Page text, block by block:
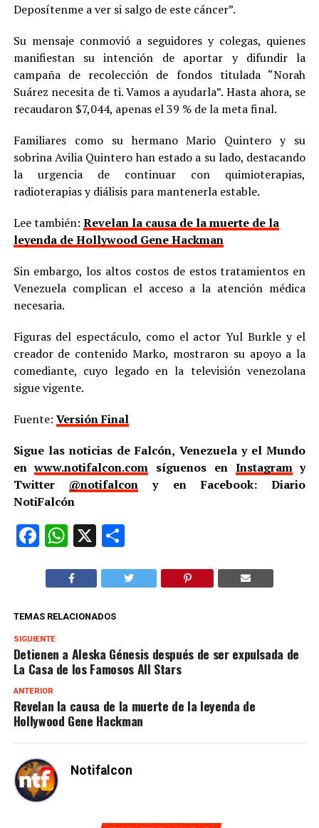
Deposítenme a ver si salgo de este cáncer”.
Su mensaje conmovió a seguidores y colegas, quienes
manifiestan su intención de aportar y difundir la
campaña de recolección de fondos titulada “Norah
Suárez necesita de ti. Vamos a ayudarla”. Hasta ahora, se
recaudaron $7,044, apenas el 39 % de la meta final.
Familiares como su hermano Mario Quintero y su
sobrina Avilia Quintero han estado a su lado, destacando
la urgencia de continuar con quimioterapias,
radioterapias y diálisis para mantenerla estable.
Lee también: Revelan la causa de la muerte de la
leyenda de Hollywood Gene Hackman
Sin embargo, los altos costos de estos tratamientos en
Venezuela complican el acceso a la atención médica
necesaria.
Figuras del espectáculo, como el actor Yul Burkle y el
creador de contenido Marko, mostraron su apoyo a la
comediante, cuyo legado en la televisión venezolana
sigue vigente.
Fuente: Versión Final
Sigue las noticias de Falcón, Venezuela y el Mundo
enwww.notifalcon.com síguenos en Instagramy
Twitter @notifalcon y en Facebook: Diario
NotiFalcón
Facebook
WhatsApp
X Compartir
TEMAS RELACIONADOS
SIGUIENTE
Detienen a Aleska Génesis después de ser expulsada de
La Casa de los Famosos All Stars
ANTERIOR
Revelan la causa de la muerte de la leyenda de
Hollywood Gene Hackman
Notifalcon